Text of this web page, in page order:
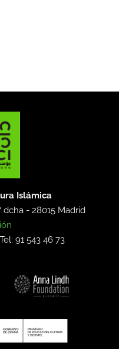
Islámica
dcha -28015 Madrid
Tel: 91 543 46 73